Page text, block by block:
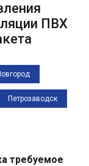
ПВХ
Петрозаводск
требуемое